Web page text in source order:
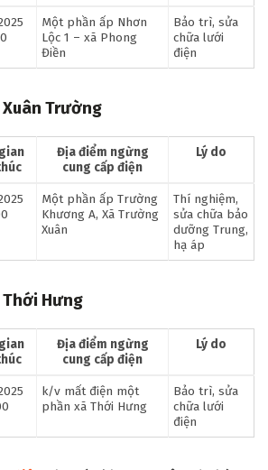
Một phần ấp Nhơn
Lộc 1 – xã Phong
Điền
Bảo trì, sửa
chữa lưới
điện
Xuân Trường
Địa điểm ngừng
cung cấp điện
Lý do
Một phần ấp Trường
Khương A, Xã Trường
Xuân
Thí nghiệm,
sửa chữa bảo
dưỡng Trung,
hạ áp
Thới Hưng
Địa điểm ngừng
cung cấp điện
Lý do
k/v mất điện một
phần xã Thới Hưng
Bảo trì, sửa
chữa lưới
điện